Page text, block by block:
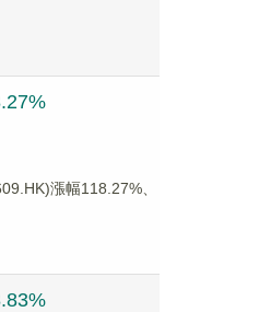
漲幅118.27%、